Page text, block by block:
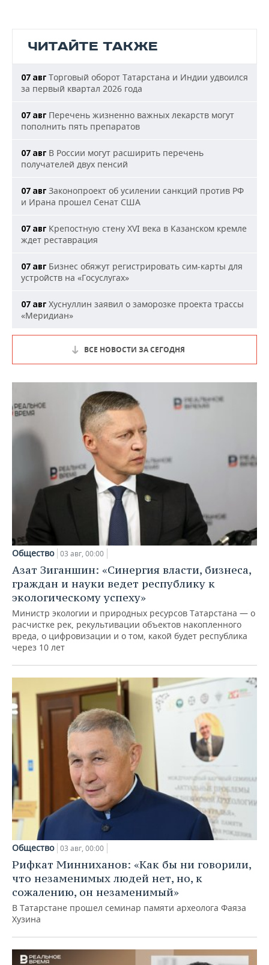
ЧИТАЙТЕ ТАКЖЕ
07 авг Торговый оборот Татарстана и Индии удвоился
за первый квартал 2026 года
07 авг Перечень жизненно важных лекарств могут
пополнить пять препаратов
07 авг В России могут расширить перечень
получателей двух пенсий
07 авг Законопроект об усилении санкций против РФ
и Ирана прошел Сенат США
07 авг Крепостную стену XVI века в Казанском кремле
ждет реставрация
07 авг Бизнес обяжут регистрировать сим-карты для
устройств на «Госуслугах»
07 авг Хуснуллин заявил о заморозке проекта трассы
«Меридиан»
ВСЕ НОВОСТИ ЗА СЕГОДНЯ
Общество 03 авг, 00:00
Азат Зиганшин: «Синергия власти, бизнеса,
граждан и науки ведет республику к
экологическому успеху»
Министр экологии и природных ресурсов Татарстана — о
расчистке рек, рекультивации объектов накопленного
вреда, о цифровизации и о том, какой будет республика
через 10 лет
Общество 03 авг, 00:00
Рифкат Минниханов: «Как бы ни говорили,
что незаменимых людей нет, но, к
сожалению, он незаменимый»
В Татарстане прошел семинар памяти археолога Фаяза
Хузина